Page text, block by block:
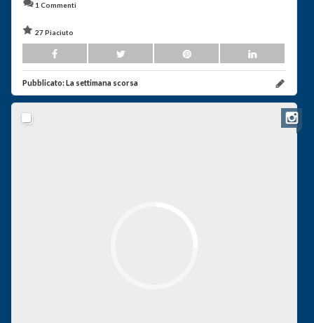
1 Commenti
27 Piaciuto
Pubblicato:La settimana scorsa